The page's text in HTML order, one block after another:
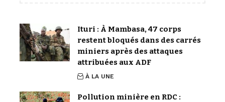
Ituri : À Mambasa, 47 corps
restent bloqués dans des carrés
miniers après des attaques
attribuées aux ADF
À LA UNE
Pollution minière en RDC :